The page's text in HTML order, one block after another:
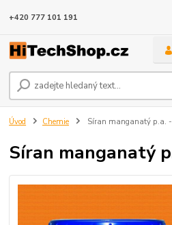
+420 777 101 191
Úvod Chemie Síran manganatý p.a.
Síran manganatý